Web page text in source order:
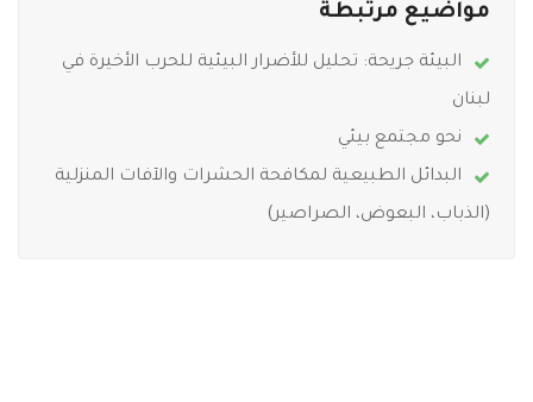
مواضيع مرتبطة
البيئة جريحة: تحليل للأضرار البيئية للحرب الأخيرة في
لبنان
نحو مجتمع بيئي
البدائل الطبيعية لمكافحة الحشرات والآفات المنزلية
(الذباب، البعوض، الصراصير)